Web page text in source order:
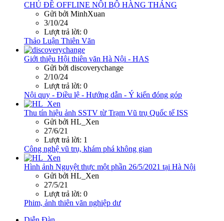
CHỦ ĐỀ OFFLINE NỘI BỘ HÀNG THÁNG
Gửi bởi MinhXuan
3/10/24
Lượt trả lời: 0
Thảo Luận Thiên Văn
Giới thiệu Hội thiên văn Hà Nội - HAS
Gửi bởi discoverychange
2/10/24
Lượt trả lời: 0
Nội quy - Điều lệ - Hướng dẫn - Ý kiến đóng góp
Thu tín hiệu ảnh SSTV từ Trạm Vũ trụ Quốc tế ISS
Gửi bởi HL_Xen
27/6/21
Lượt trả lời: 1
Công nghệ vũ trụ, khám phá không gian
Hình ảnh Nguyệt thực một phần 26/5/2021 tại Hà Nội
Gửi bởi HL_Xen
27/5/21
Lượt trả lời: 0
Phim, ảnh thiên văn nghiệp dư